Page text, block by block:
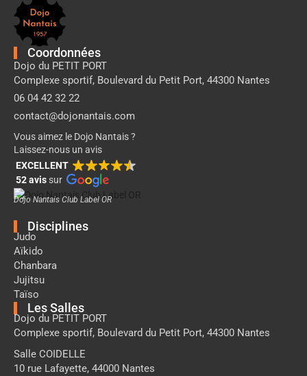
de
page
Dojo
Nantais
Coordonnées
Dojo du PETIT PORT
Complexe sportif, Boulevard du Petit Port, 44300 Nantes
06 04 42 32 22
contact@dojonantais.com
Vous aimez le Dojo Nantais ?
Laissez-nous un avis
EXCELLENT
52 avis sur
Dojo Nantais Club Label OR
Disciplines
Judo
Aïkido
Chanbara
Jujitsu
Taïso
Les Salles
Dojo du PETIT PORT
Complexe sportif, Boulevard du Petit Port, 44300 Nantes
Salle COIDELLE
10 rue Lafayette, 44000 Nantes